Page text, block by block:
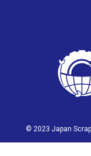
© 2023 Japan